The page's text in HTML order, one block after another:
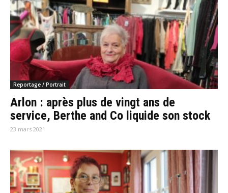
Reportage / Portrait
Arlon : après plus de vingt ans de
service, Berthe and Co liquide son stock
23 mars 2021